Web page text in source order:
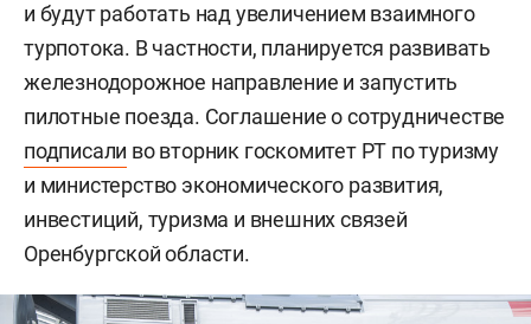
и будут работать над увеличением взаимного
турпотока. В частности, планируется развивать
железнодорожное направление и запустить
пилотные поезда. Соглашение о сотрудничестве
подписали во вторник госкомитет РТ по туризму
и министерство экономического развития,
инвестиций, туризма и внешних связей
Оренбургской области.